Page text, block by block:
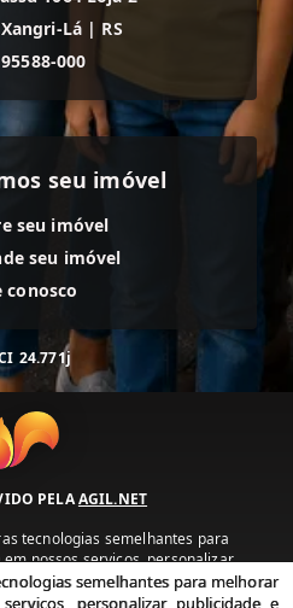
Xangri-Lá | RS
000
seu imóvel
seu imóvel
seu imóvel
conosco
24.771j
PELAAGIL.NET
tecnologias semelhantes para
nossos serviços, personalizar
de seu interesse. Ao utilizar
com nossa política de privacidade e
semelhantes para melhorar
personalizar publicidade e